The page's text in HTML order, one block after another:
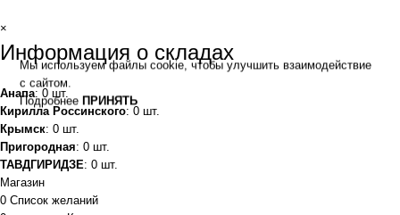
Мы используем файлы cookie, чтобы улучшить взаимодействие
с сайтом.
Подробнее ПРИНЯТЬ
×
Информация о складах
Анапа: 0 шт.
Кирилла Россинского: 0 шт.
Крымск: 0 шт.
Пригородная: 0 шт.
ТАВДГИРИДЗЕ: 0 шт.
Магазин
0 Список желаний